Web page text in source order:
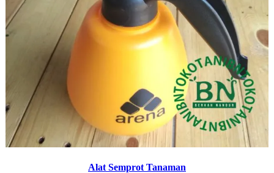
Alat Semprot Tanaman